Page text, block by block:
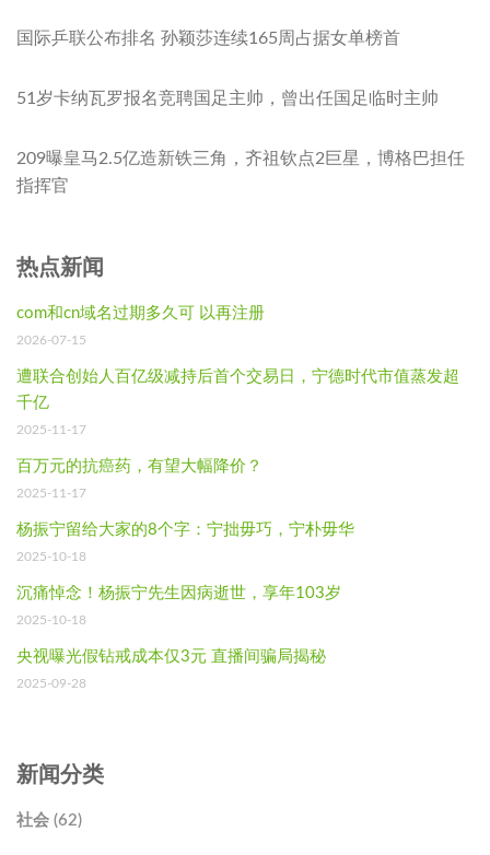
国际乒联公布排名 孙颖莎连续165周占据女单榜首
51岁卡纳瓦罗报名竞聘国足主帅，曾出任国足临时主帅
209曝皇马2.5亿造新铁三角，齐祖钦点2巨星，博格巴担任
指挥官
热点新闻
com和cn域名过期多久可 以再注册
2026-07-15
遭联合创始人百亿级减持后首个交易日，宁德时代市值蒸发超
千亿
2025-11-17
百万元的抗癌药，有望大幅降价？
2025-11-17
杨振宁留给大家的8个字：宁拙毋巧，宁朴毋华
2025-10-18
沉痛悼念！杨振宁先生因病逝世，享年103岁
2025-10-18
央视曝光假钻戒成本仅3元 直播间骗局揭秘
2025-09-28
新闻分类
社会 (62)